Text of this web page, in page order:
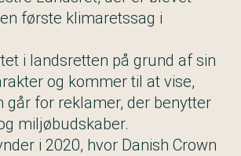
første klimaretssag i
i landsretten på grund af sin
og kommer til at vise,
går for reklamer, der benytter
miljøbudskaber.
i 2020, hvor Danish Crown